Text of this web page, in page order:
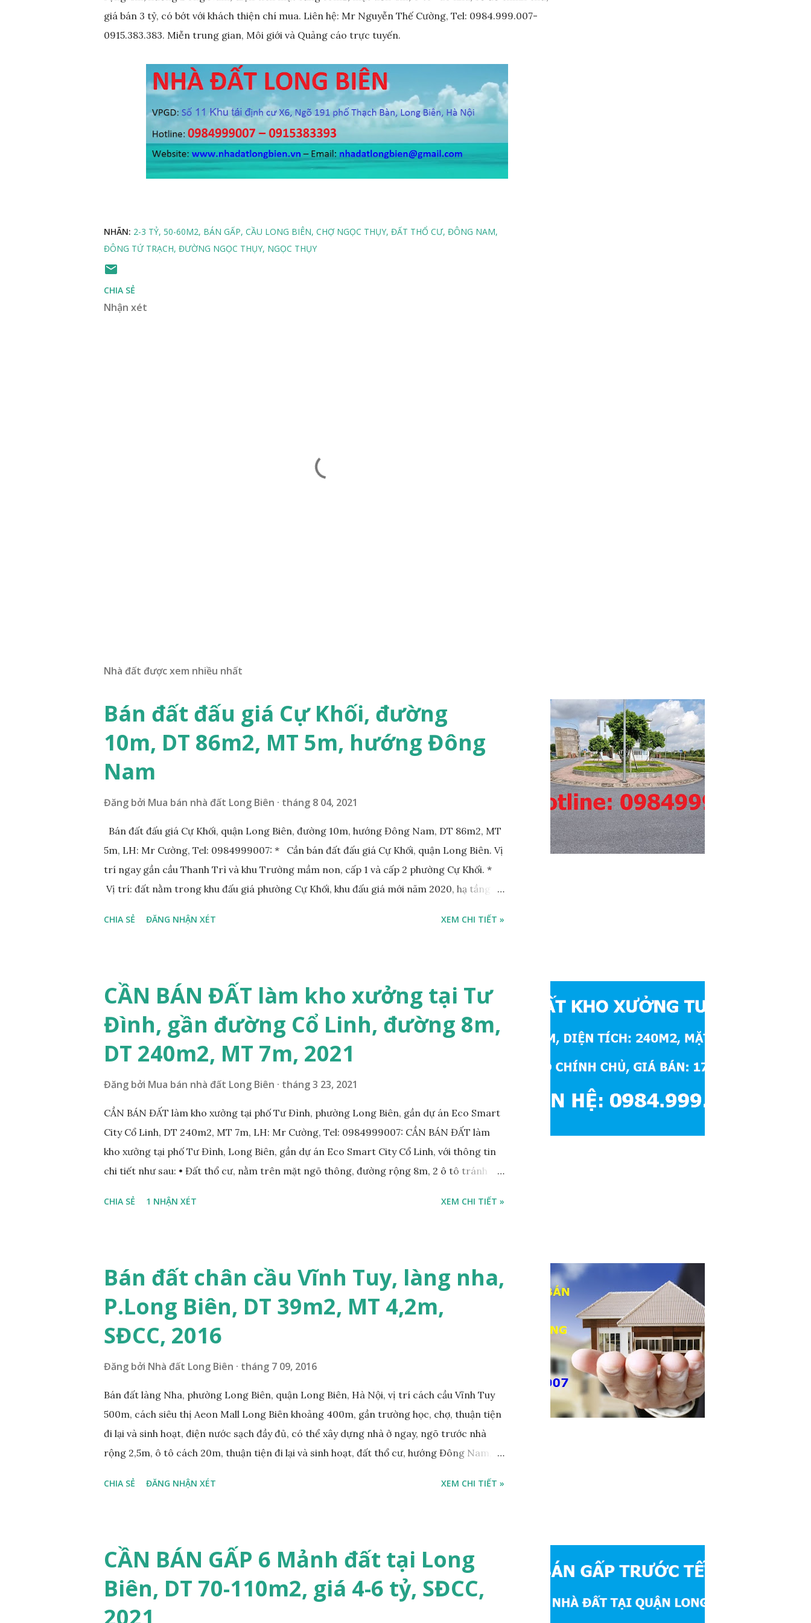
giá bán 3 tỷ, có bớt với khách thiện chí mua. Liên hệ: Mr Nguyễn Thế Cường, Tel: 0984.999.007-
0915.383.383. Miễn trung gian, Môi giới và Quảng cáo trực tuyến.
NHÃN: 2-3 TỶ 50-60M2 BÁN GẤP CẦU LONG BIÊN CHỢ NGỌC THỤY ĐẤT THỔ CƯ ĐÔNG NAM
ĐÔNG TỨ TRẠCH ĐƯỜNG NGỌC THỤY NGỌC THỤY
CHIA SẺ
Nhận xét
Nhà đất được xem nhiều nhất
Bán đất đấu giá Cự Khối, đường
10m, DT 86m2, MT 5m, hướng Đông
Nam
Đăng bởi Mua bán nhà đất Long Biên tháng 8 04, 2021
Bán đất đấu giá Cự Khối, quận Long Biên, đường 10m, hướng Đông Nam, DT 86m2, MT
5m, LH: Mr Cường, Tel: 0984999007: * Cần bán đất đấu giá Cự Khối, quận Long Biên. Vị
trí ngay gần cầu Thanh Trì và khu Trường mầm non, cấp 1 và cấp 2 phường Cự Khối. *
Vị trí: đất nằm trong khu đấu giá phường Cự Khối, khu đấu giá mới năm 2020, hạ tầng
200m. Cách Trường cấp 2 Cự Khối khoảng 250m. Cách Trường Tiểu học Cự Khối khoảng
tương lai sẽ rất đẹp, lý tưởng để ở, văn phòng, hoặc xây căn hộ cho thuê… * Đất phân lô,
diện tích: 86m2, mặt tiền 5m, đường 10m và vỉa hè rộng 3m, hướng Đông Nam; * Pháp
lý: sổ đỏ chính chủ; * Giá bán: 6.15 tỷ, có thương lượng với khách thiện chí mua; Liên hệ:
Mr Cường, Tel: 0984999007...
CHIA SẺ ĐĂNG NHẬN XÉT XEM CHI TIẾT »
CẦN BÁN ĐẤT làm kho xưởng tại Tư
Đình, gần đường Cổ Linh, đường 8m,
DT 240m2, MT 7m, 2021
Đăng bởi Mua bán nhà đất Long Biên tháng 3 23, 2021
CẦN BÁN ĐẤT làm kho xưởng tại phố Tư Đình, phường Long Biên, gần dự án Eco Smart
City Cổ Linh, DT 240m2, MT 7m, LH: Mr Cường, Tel: 0984999007: CẦN BÁN ĐẤT làm
kho xưởng tại phố Tư Đình, Long Biên, gần dự án Eco Smart City Cổ Linh, với thông tin
chi tiết như sau: • Đất thổ cư, nằm trên mặt ngõ thông, đường rộng 8m, 2 ô tô tránh
Tiện để xây biệt thự, làm văn phòng công ty, làm kho xưởng, hoặc xây tòa nhà cho thuê;
nằm trên mặt ngõ phố Tư Đình, ngõ trước nhà rộng 8m, ngõ thông, ô tô tránh nhau; •
Cách mặt đường Cổ Linh khoảng 200m; • Cách dự án Eco Smart City Cổ Linh khoảng
250m; • Gần dự án khu biệt thự dự án Minh Tâm Tư Đình • Cách chân cầu Vĩnh Tuy và
siêu thị Aeon Mall Long Biên khoảng 500m; • Khu vực đông đúc dân cư, thuận tiện đi lại
và sinh hoạt; ...
CHIA SẺ 1 NHẬN XÉT XEM CHI TIẾT »
Bán đất chân cầu Vĩnh Tuy, làng nha,
P.Long Biên, DT 39m2, MT 4,2m,
SĐCC, 2016
Đăng bởi Nhà đất Long Biên tháng 7 09, 2016
Bán đất làng Nha, phường Long Biên, quận Long Biên, Hà Nội, vị trí cách cầu Vĩnh Tuy
500m, cách siêu thị Aeon Mall Long Biên khoảng 400m, gần trường học, chợ, thuận tiện
đi lại và sinh hoạt, điện nước sạch đầy đủ, có thể xây dựng nhà ở ngay, ngõ trước nhà
rộng 2,5m, ô tô cách 20m, thuận tiện đi lại và sinh hoạt, đất thổ cư, hướng Đông Nam,
0984999007 - 0915383393. Miễn trung gian & Quảng cáo trực tuyế.
CHIA SẺ ĐĂNG NHẬN XÉT XEM CHI TIẾT »
CẦN BÁN GẤP 6 Mảnh đất tại Long
Biên, DT 70-110m2, giá 4-6 tỷ, SĐCC,